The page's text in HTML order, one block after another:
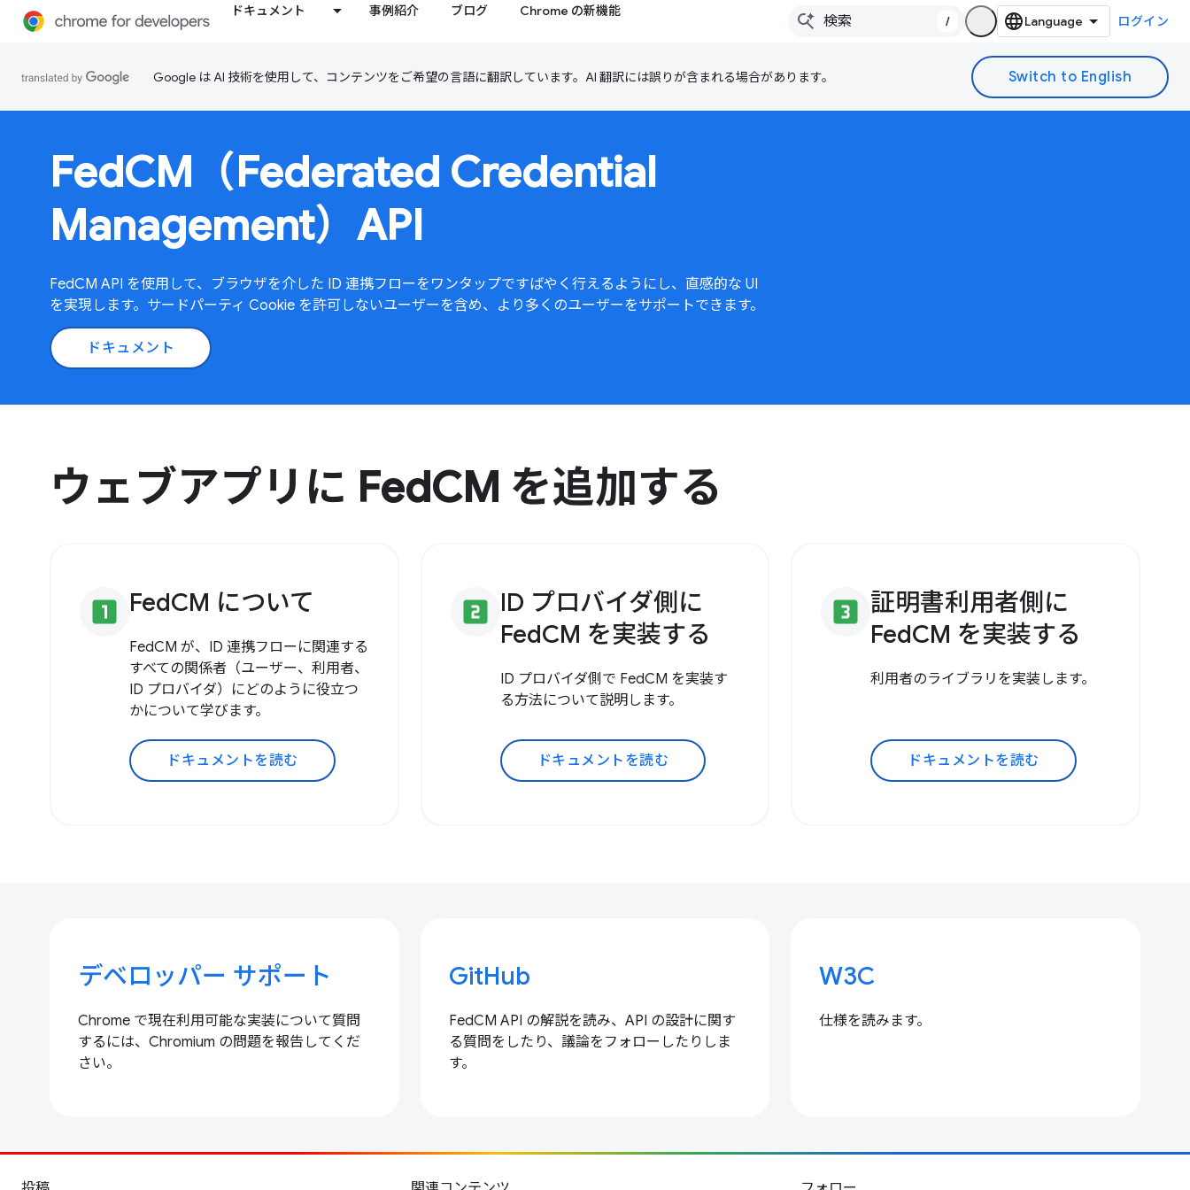
ドキュメント 事例紹介 ブログ Chrome の新機能
/ ログイン
Google は AI 技術を使用して、コンテンツをご希望の言語に翻訳しています。AI 翻訳には誤りが含まれる場合があります。
FedCM（Federated Credential
Management）API
FedCM API を使用して、ブラウザを介した ID 連携フローをワンタップですばやく行えるようにし、直感的な UI
を実現します。サードパーティ Cookie を許可しないユーザーを含め、より多くのユーザーをサポートできます。
ドキュメント
ウェブアプリに FedCM を追加する
looks_one FedCM について
FedCM が、ID 連携フローに関連する
すべての関係者（ユーザー、利用者、
ID プロバイダ）にどのように役立つ
かについて学びます。
ドキュメントを読む
looks_two ID プロバイダ側に
FedCM を実装する
ID プロバイダ側で FedCM を実装す
る方法について説明します。
ドキュメントを読む
looks_3 証明書利用者側に
FedCM を実装する
利用者のライブラリを実装します。
ドキュメントを読む
デベロッパー サポート
Chrome で現在利用可能な実装について質問
するには、Chromium の問題を報告してくだ
さい。
GitHub
FedCM API の解説を読み、API の設計に関す
る質問をしたり、議論をフォローしたりしま
す。
W3C
仕様を読みます。